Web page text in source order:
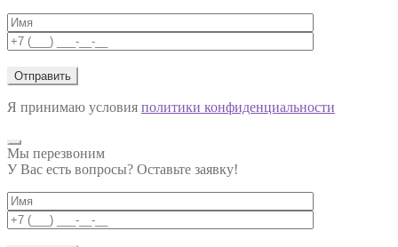
Я принимаю условия политики конфиденциальности
Мы перезвоним
У Вас есть вопросы? Оставьте заявку!